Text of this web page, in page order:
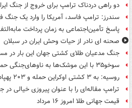
دو راهی دردناک ترامپ برای خروج از جنگ
سندرز: ترامپ فاسد، آمریکا را وارد یک جنگ
پاسخ تأمین‌اجتماعی به زمان پرداخت
صحنه ای نادر از حیات وحش ایران در سبلان
جنگ مدعیان طلای کشتی جهان این بار در
سوخو۳۵ با این موشک‌ها به ناوهای‌جنگی حمله می‌کند
روسیه: به ۳ کشتی اوکراین حمله و ۲۰۳ پهپاد را سرنگون کردیم
ترامپ مقاله‌ای را با عنوان پیروزی خیالی در
قیمت جهانی طلا امروز ۱۶ مرداد